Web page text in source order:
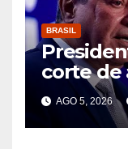
BRASIL
corte de
taxa de
decisão
AGO 5, 2026